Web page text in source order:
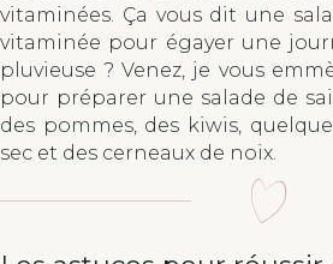
vitaminées. Ça vous dit une
vitaminée pour égayer une
pluvieuse ? Venez, je vous
pour préparer une salade de
des pommes, des kiwis,
sec et des cerneaux de noix.